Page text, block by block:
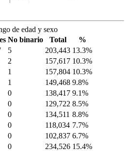
de edad y sexo
No binario Total
%
5 203,443 13.3%
2 157,617 10.3%
1 157,804 10.3%
1 149,468 9.8%
0 138,417 9.1%
0 129,722 8.5%
0 134,511 8.8%
0 118,034 7.7%
0 102,837 6.7%
0 234,526 15.4%